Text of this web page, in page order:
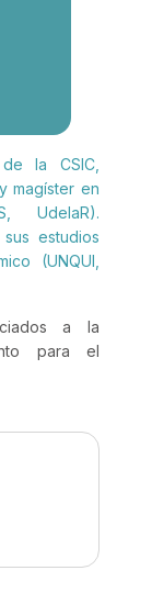
la CSIC,
magíster en
UdelaR).
estudios
(UNQUI,
a la
para el